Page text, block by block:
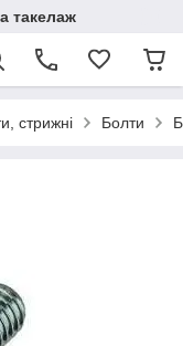
такелаж
стрижні Болти